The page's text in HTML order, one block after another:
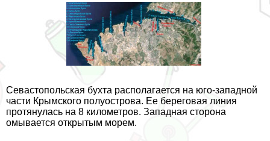
Севастопольская бухта располагается на юго-западной
части Крымского полуострова. Ее береговая линия
протянулась на 8 километров. Западная сторона
омывается открытым морем.